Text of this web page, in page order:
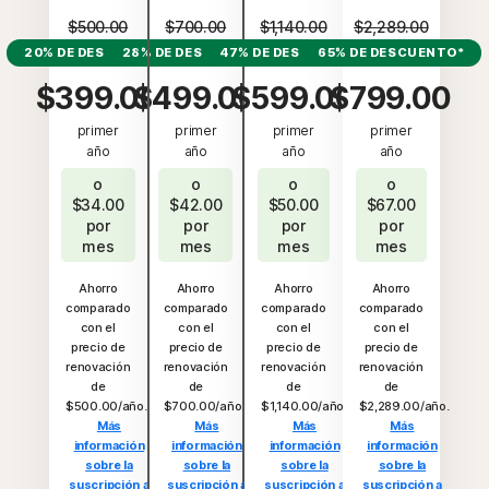
$500.00
20% DE DESCUENTO*
$399.00
primer
año
o
$34.00
por
mes
Ahorro
comparado
con el
precio de
renovación
de
$500.00/año.
Más
información
sobre la
suscripción a
$700.00
28% DE DESCUENTO*
$499.00
primer
año
o
$42.00
por
mes
Ahorro
comparado
con el
precio de
renovación
de
$700.00/año.
Más
información
sobre la
suscripción a
$1,140.00
47% DE DESCUENTO*
$599.00
primer
año
o
$50.00
por
mes
Ahorro
comparado
con el
precio de
renovación
de
$1,140.00/año.
Más
información
sobre la
suscripción a
$2,289.00
65% DE DESCUENTO*
$799.00
primer
año
o
$67.00
por
mes
Ahorro
comparado
con el
precio de
renovación
de
$2,289.00/año.
Más
información
sobre la
suscripción a